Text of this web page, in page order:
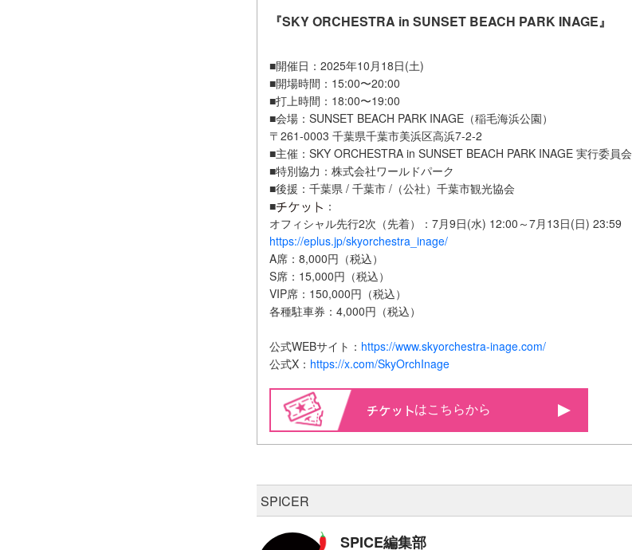
『SKY ORCHESTRA in SUNSET BEACH PARK INAGE』
■開催日：2025年10月18日(土)
■開場時間：15:00〜20:00
■打上時間：18:00〜19:00
■会場：SUNSET BEACH PARK INAGE（稲毛海浜公園）
〒261-0003 千葉県千葉市美浜区高浜7-2-2
■主催：SKY ORCHESTRA in SUNSET BEACH PARK INAGE 実行委員会
■特別協力：株式会社ワールドパーク
■後援：千葉県 / 千葉市 /（公社）千葉市観光協会
■
：
オフィシャル先行2次（先着）：7月9日(水) 12:00～7月13日(日) 23:59
https://eplus.jp/skyorchestra_inage/
A席：8,000円（税込）
S席：15,000円（税込）
VIP席：150,000円（税込）
各種駐車券：4,000円（税込）
公式WEBサイト： https://www.skyorchestra-inage.com/
公式X： https://x.com/SkyOrchInage
はこちらから
SPICER
SPICE編集部